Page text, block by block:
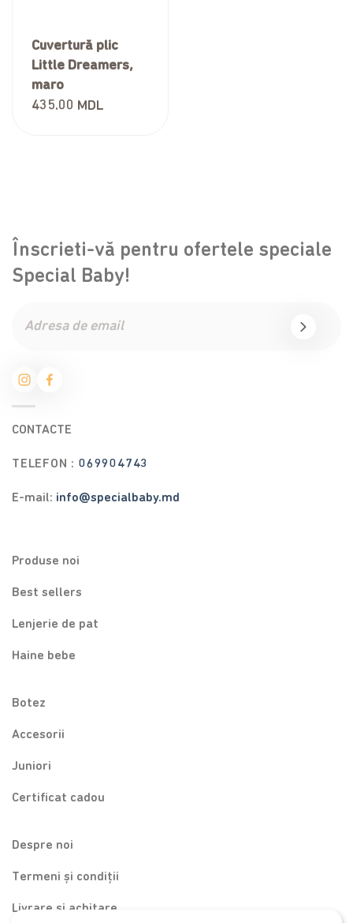
Cuvertură plic
Little Dreamers,
maro
435.00 MDL
Înscrieti-vă pentru ofertele speciale
Special Baby!
CONTACTE
TELEFON :069904743
E-mail: info@specialbaby.md
Produse noi
Best sellers
Lenjerie de pat
Haine bebe
Botez
Accesorii
Juniori
Certificat cadou
Despre noi
Termeni și condiții
Livrare și achitare